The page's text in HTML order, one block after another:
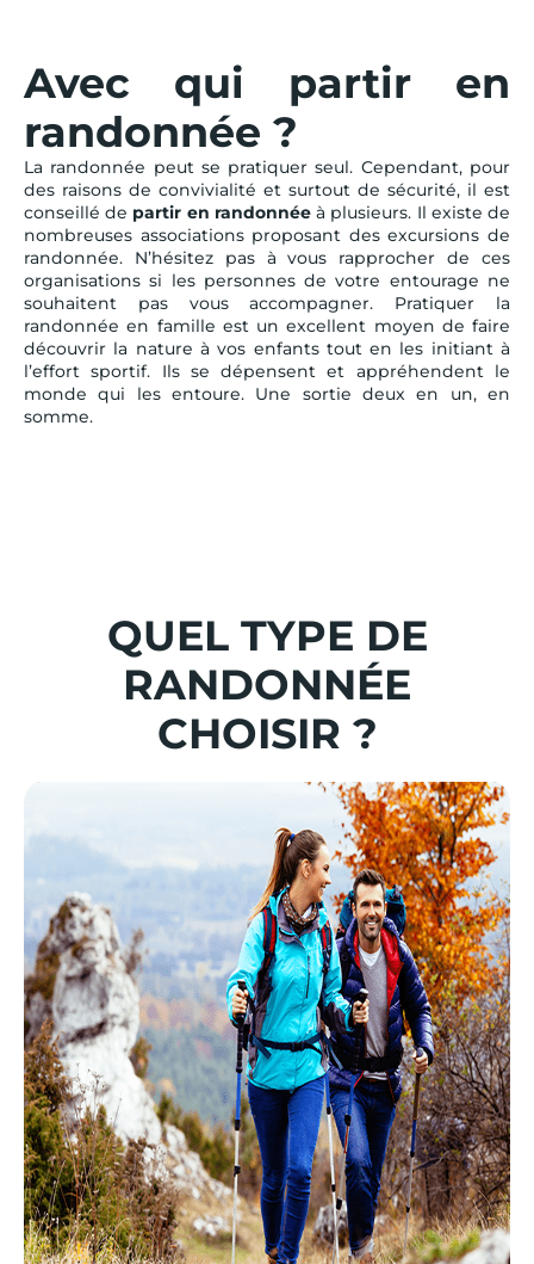
Avec qui partir en
randonnée ?
La randonnée peut se pratiquer seul. Cependant, pour
des raisons de convivialité et surtout de sécurité, il est
conseillé de partir en randonnéeà plusieurs. Il existe de
nombreuses associations proposant des excursions de
randonnée. N’hésitez pas à vous rapprocher de ces
organisations si les personnes de votre entourage ne
souhaitent pas vous accompagner. Pratiquer la
randonnée en famille est un excellent moyen de faire
découvrir la nature à vos enfants tout en les initiant à
l’effort sportif. Ils se dépensent et appréhendent le
monde qui les entoure. Une sortie deux en un, en
somme.
QUEL TYPE DE
RANDONNÉE
CHOISIR ?